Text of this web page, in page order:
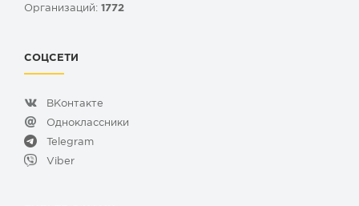
Организаций: 1772
СОЦСЕТИ
ВКонтакте
Одноклассники
Telegram
Viber